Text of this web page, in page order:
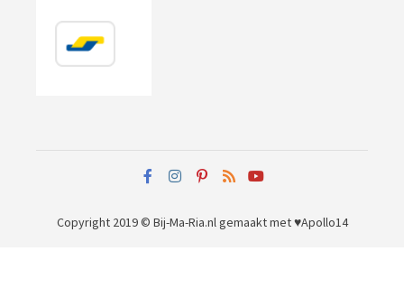
Copyright 2019 © Bij-Ma-Ria.nlgemaakt met ♥Apollo14